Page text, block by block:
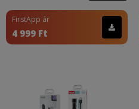
FirstApp ár
4 999 Ft